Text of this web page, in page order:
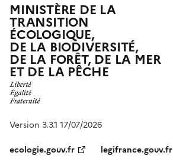
MINISTÈRE DE LA
TRANSITION
ÉCOLOGIQUE,
DE LA BIODIVERSITÉ,
DE LA FORÊT, DE LA MER
ET DE LA PÊCHE
Version 3.3.1 17/07/2026
ecologie.gouv.fr
legifrance.gouv.fr